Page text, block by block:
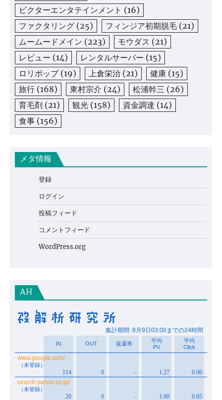
ビクターエンタテインメント (16)
ファクタリング (25) フィンジア初期脱毛 (21)
ムームードメイン (223) モウダス (21)
レビュー (14) レンタルサーバー (15)
ロリポップ(19) 上倉栄治 (21) 健康 (15)
旅行 (168) 東村宗介 (24) 松浦幹三 (26)
育毛剤 (21) 観光 (158) 資金調達 (14)
食事 (156)
メタ情報
登録
ログイン
投稿フィード
コメントフィード
WordPress.org
AH